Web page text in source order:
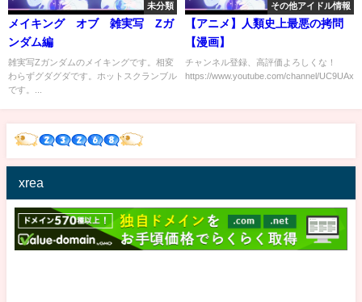
未分類
メイキング オブ 雑実写 Zガ
ンダム編
雑実写Zガンダムのメイキングです。相変
わらずグダグダです。ホットスクランブル
です。...
その他アイドル情報
【アニメ】人類史上最悪の拷問
【漫画】
チャンネル登録、高評価よろしくな！
https://www.youtube.com/channel/
xrea